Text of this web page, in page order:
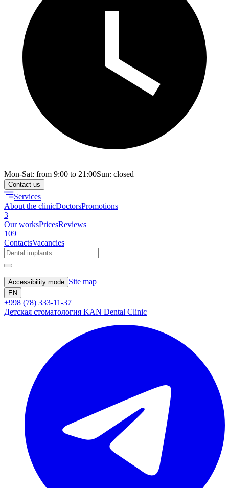
Mon-Sat: from 9:00 to 21:00Sun: closed
Contact us
Services
About the clinicDoctorsPromotions
3
Our worksPricesReviews
109
ContactsVacancies
Accessibility mode Site map
EN
+998 (78) 333-11-37
Детская стоматология KAN Dental Clinic